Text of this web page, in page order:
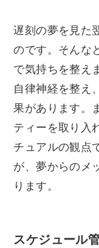
遅刻の夢を見た
のです。そんな
で気持ちを整え
自律神経を整え
果があります。
ティーを取り入
チュアルの観点
が、夢からのメ
ります。
スケジュール